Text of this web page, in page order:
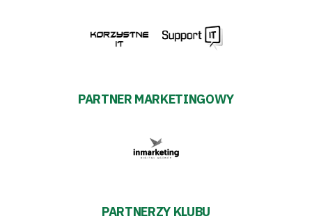
PARTNER MARKETINGOWY
PARTNERZY KLUBU